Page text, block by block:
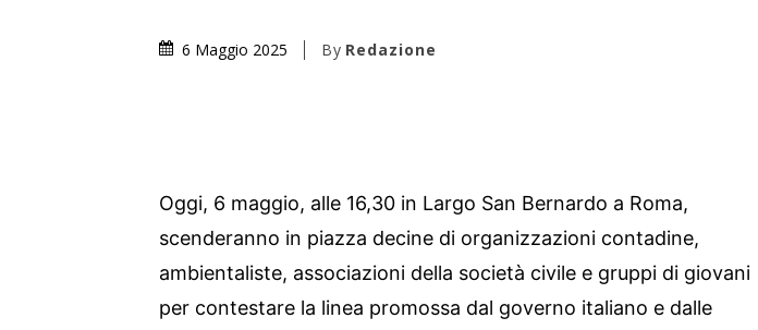
6 Maggio 2025 By Redazione
Oggi, 6 maggio, alle 16,30 in Largo San Bernardo a Roma,
scenderanno in piazza decine di organizzazioni contadine,
ambientaliste, associazioni della società civile e gruppi di giovani
per contestare la linea promossa dal governo italiano e dalle